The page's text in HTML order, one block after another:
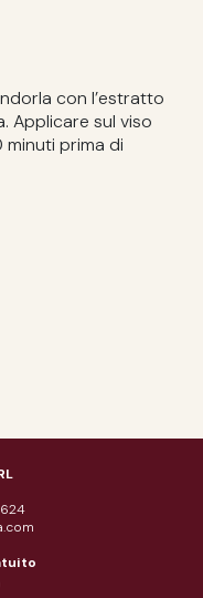
con l’estratto
Applicare sul viso
minuti prima di